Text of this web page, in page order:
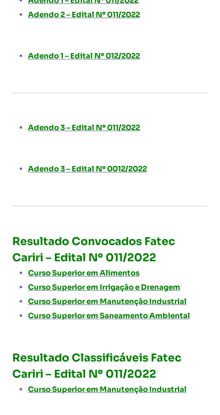
Adendo 2 – Edital Nº 011/2022
Adendo 1 – Edital Nº 012/2022
Adendo 3 – Edital Nº 011/2022
Adendo 3 – Edital Nº 0012/2022
Resultado Convocados Fatec
Cariri – Edital Nº 011/2022
Curso Superior em Alimentos
Curso Superior em Irrigação e Drenagem
Curso Superior em Manutenção Industrial
Curso Superior em Saneamento Ambiental
Resultado Classificáveis Fatec
Cariri – Edital Nº 011/2022
Curso Superior em Manutenção Industrial